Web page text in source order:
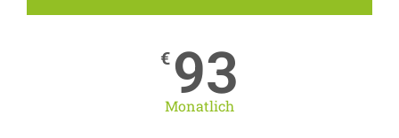
€ 93
Monatlich